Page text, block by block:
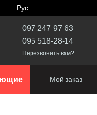
Рус
097 247-97-63
095 518-28-14
Перезвонить вам?
Мой заказ